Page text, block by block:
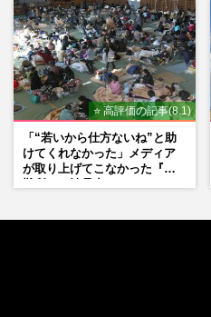
⭐ 高評価の記事(8.1)
「“若いから仕方ないね”と助
けてくれなかった」メディア
が取り上げてこなかった『避